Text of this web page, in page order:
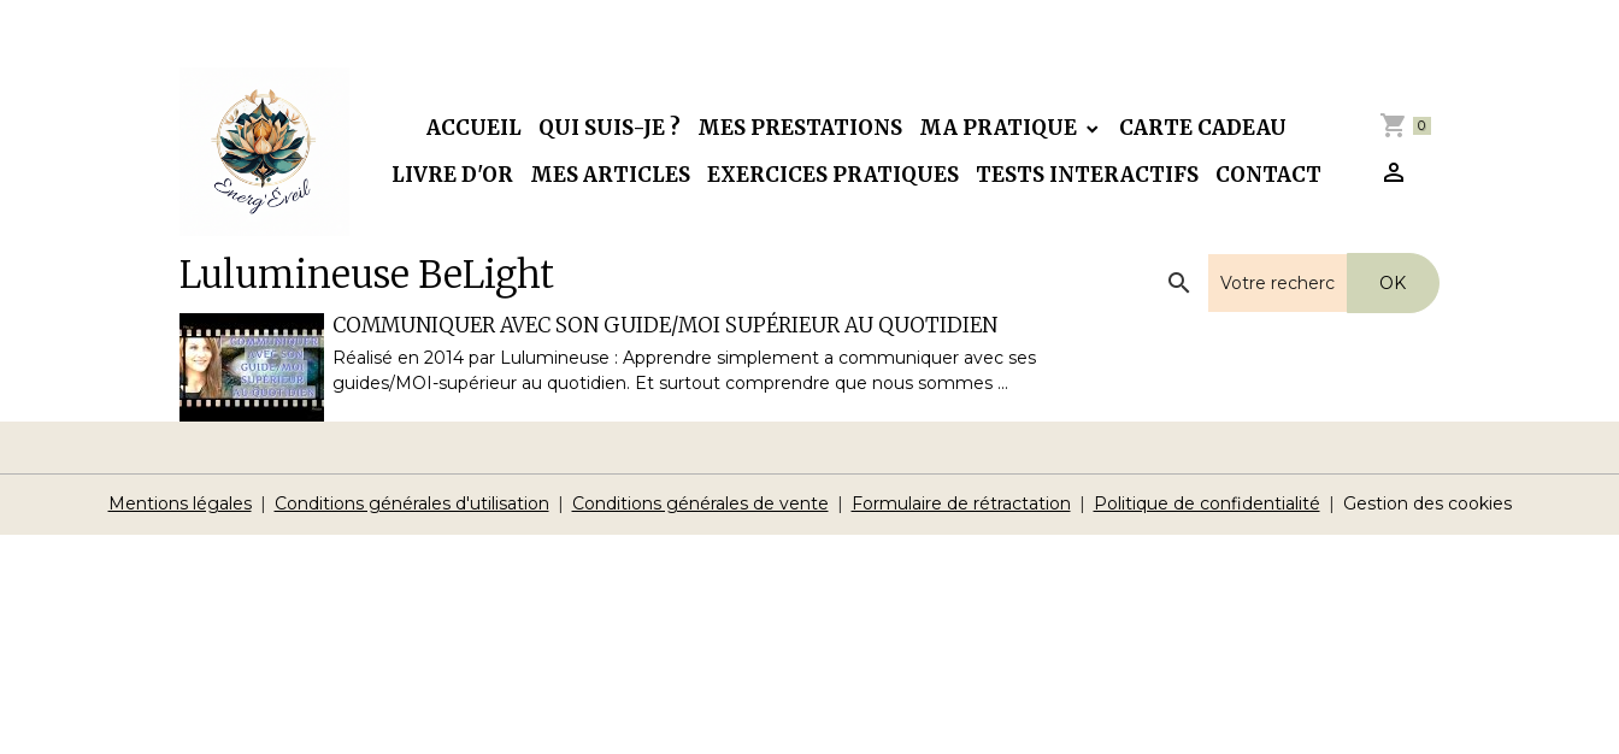
ACCUEIL QUI SUIS-JE ? MES PRESTATIONS MA PRATIQUE
CARTE CADEAU
LIVRE D'OR
MES ARTICLES EXERCICES PRATIQUES TESTS INTERACTIFS CONTACT
0
Lulumineuse BeLight
COMMUNIQUER AVEC SON GUIDE/MOI SUPÉRIEUR AU QUOTIDIEN
Réalisé en 2014 par Lulumineuse : Apprendre simplement a communiquer avec ses
guides/MOI-supérieur au quotidien. Et surtout comprendre que nous sommes ...
OK
Mentions légales Conditions générales d'utilisation Conditions générales de vente Formulaire de rétractation Politique de confidentialité Gestion des cookies